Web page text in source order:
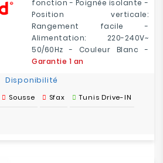
fonction - Poignée isolante -
Position verticale:
Rangement facile -
Alimentation: 220-240V~
50/60Hz - Couleur Blanc -
Garantie 1 an
Disponibilité
Sousse Sfax Tunis Drive-IN